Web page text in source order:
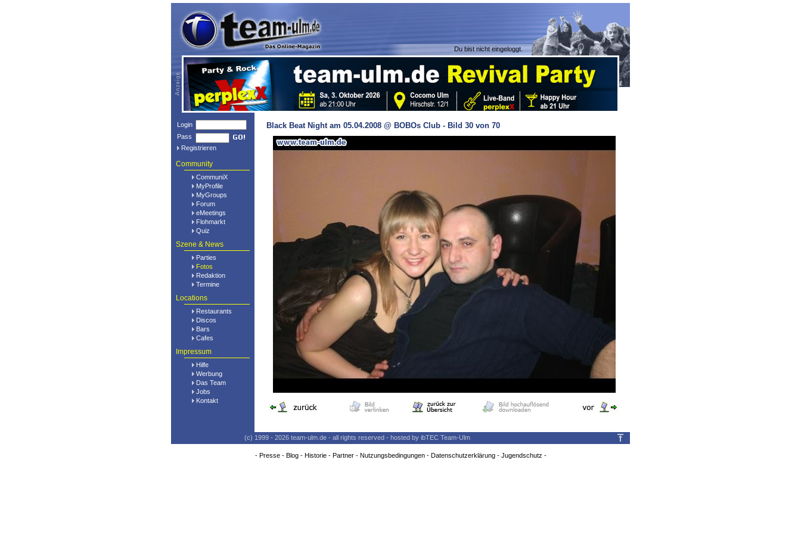
Du bist nicht eingeloggt.
Login
Pass
Registrieren
Community
CommuniX
MyProfile
MyGroups
Forum
eMeetings
Flohmarkt
Quiz
Szene & News
Parties
Fotos
Redaktion
Termine
Locations
Restaurants
Discos
Bars
Cafes
Impressum
Hilfe
Werbung
Das Team
Jobs
Kontakt
Black Beat Night am 05.04.2008 @ BOBOs Club - Bild 30 von 70
(c) 1999 - 2026 team-ulm.de - all rights reserved - hosted by ibTEC Team-Ulm
- Presse- Blog- Historie- Partner- Nutzungsbedingungen- Datenschutzerklärung- Jugendschutz -